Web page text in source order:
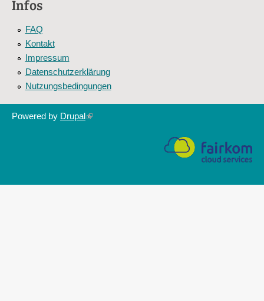
Infos
FAQ
Kontakt
Impressum
Datenschutzerklärung
Nutzungsbedingungen
Powered by Drupal(link